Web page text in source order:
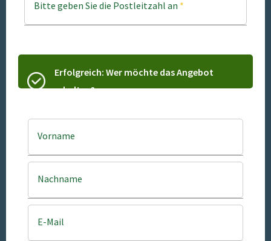
Bitte geben Sie die Postleitzahl an *
Erfolgreich: Wer möchte das Angebot
erhalten?
Vorname
Nachname
E-Mail